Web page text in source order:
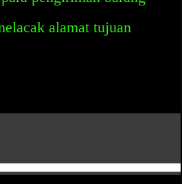
alamat tujuan